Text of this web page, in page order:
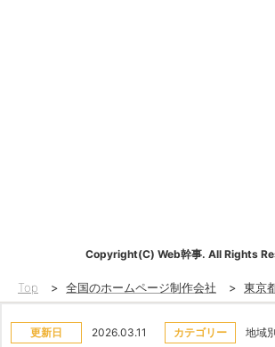
Copyright(C) Web幹事. All Rights
Top > 全国のホームページ制作会社 > 東京
更新日 2026.03.11 カテゴリー 地域